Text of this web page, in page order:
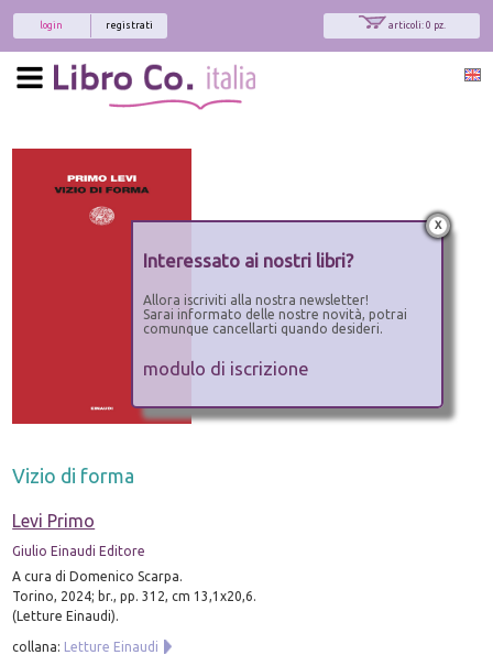
articoli: 0 pz.
registrati
login
Vizio di forma
Levi Primo
Giulio Einaudi Editore
A cura di Domenico Scarpa.
Torino, 2024; br., pp. 312, cm 13,1x20,6.
(Letture Einaudi).
collana: Letture Einaudi
x
Interessato ai nostri libri?
Allora iscriviti alla nostra newsletter!
Sarai informato delle nostre novità, potrai
comunque cancellarti quando desideri.
modulo di iscrizione